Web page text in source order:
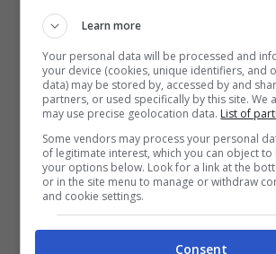
manutenzione. Dunque, prima di
informarsi su quello che è il
clienti, che magari possono
in tal senso.La Dacia Sandero
molto affidabile, e non solo
economica, grazie
di meccanica e motori firmati
del cui gruppo fa parte il marchio
Learn more
Your personal data will be processed and
your device (cookies, unique identifiers, and
data) may be stored by, accessed by and
partners, or used specifically by this site. We
may use precise geolocation data. List of
Some vendors may process your personal
of legitimate interest, which you can object to
your options below. Look for a link at the
or in the site menu to manage or withdraw
and cookie settings.
Consent